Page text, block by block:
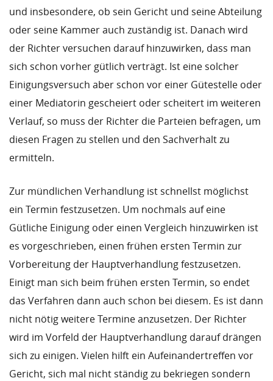
und insbesondere, ob sein Gericht und seine Abteilung
oder seine Kammer auch zuständig ist. Danach wird
der Richter versuchen darauf hinzuwirken, dass man
sich schon vorher gütlich verträgt. Ist eine solcher
Einigungsversuch aber schon vor einer Gütestelle oder
einer Mediatorin gescheiert oder scheitert im weiteren
Verlauf, so muss der Richter die Parteien befragen, um
diesen Fragen zu stellen und den Sachverhalt zu
ermitteln.
Zur mündlichen Verhandlung ist schnellst möglichst
ein Termin festzusetzen. Um nochmals auf eine
Gütliche Einigung oder einen Vergleich hinzuwirken ist
es vorgeschrieben, einen frühen ersten Termin zur
Vorbereitung der Hauptverhandlung festzusetzen.
Einigt man sich beim frühen ersten Termin, so endet
das Verfahren dann auch schon bei diesem. Es ist dann
nicht nötig weitere Termine anzusetzen. Der Richter
wird im Vorfeld der Hauptverhandlung darauf drängen
sich zu einigen. Vielen hilft ein Aufeinandertreffen vor
Gericht, sich mal nicht ständig zu bekriegen sondern